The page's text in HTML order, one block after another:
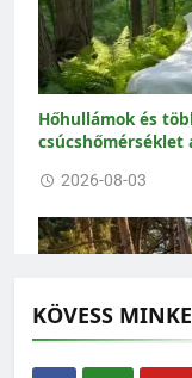
Hőhullámok és
csúcshőmérséklet
2026-08-03
Nem elég több fát
KÖVESS